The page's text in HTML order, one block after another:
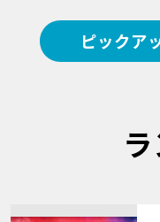
ピックア